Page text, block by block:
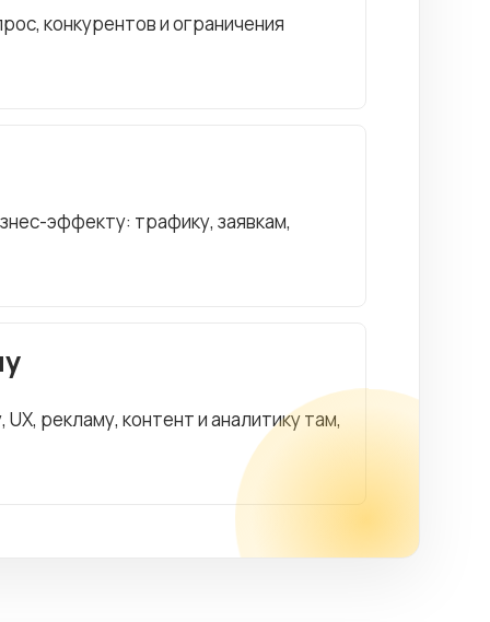
конкурентов и ограничения
эффекту: трафику, заявкам,
рекламу, контент и аналитику там,